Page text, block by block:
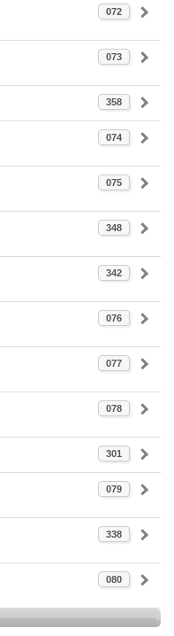
072
073
358
074
075
348
342
076
077
078
301
079
338
080